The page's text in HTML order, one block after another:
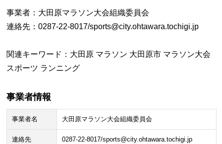
事業者：大田原マラソン大会組織委員会
連絡先：0287-22-8017/sports@city.ohtawara.tochigi.jp
関連キーワード：大田原 マラソン 大田原市 マラソン大会
スポーツ ランニング
事業者情報
事業者名 大田原マラソン大会組織委員会
連絡先 0287-22-8017/sports@city.ohtawara.tochigi.jp